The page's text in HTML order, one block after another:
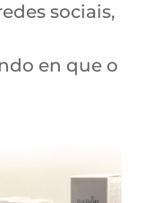
sociais,
en que o